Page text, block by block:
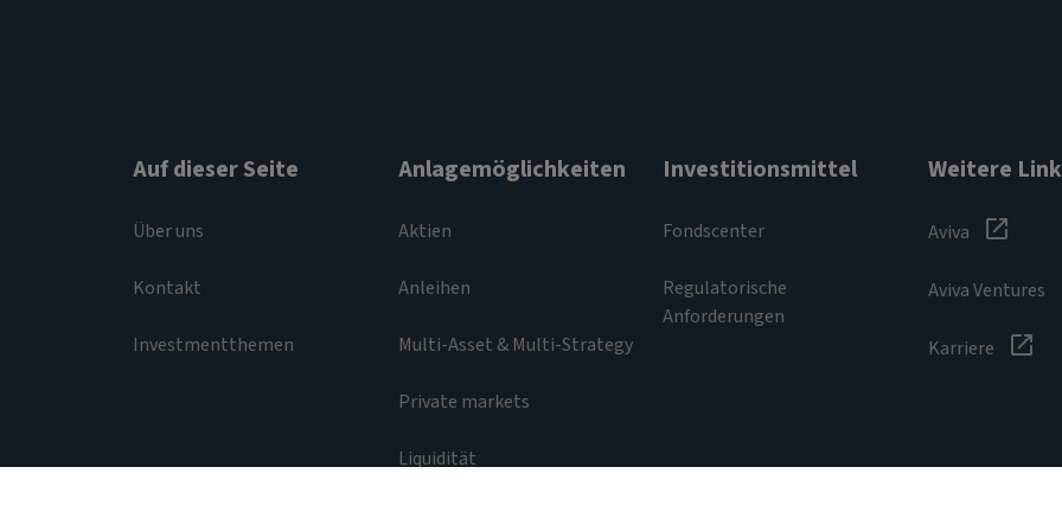
Auf dieser Seite
Über uns
Kontakt
Investmentthemen
Anlagemöglichkeiten
Aktien
Anleihen
Multi-Asset & Multi-Strategy
Private markets
Liquidität
Investitionsmittel
Fondscenter
Regulatorische
Anforderungen
Weitere
Aviva
Aviva Ventures
Karriere